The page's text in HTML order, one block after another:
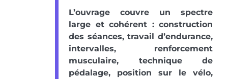
L’ouvrage couvre un spectre
large et cohérent : construction
des séances, travail d’endurance,
intervalles, renforcement
musculaire, technique de
pédalage, position sur le vélo,